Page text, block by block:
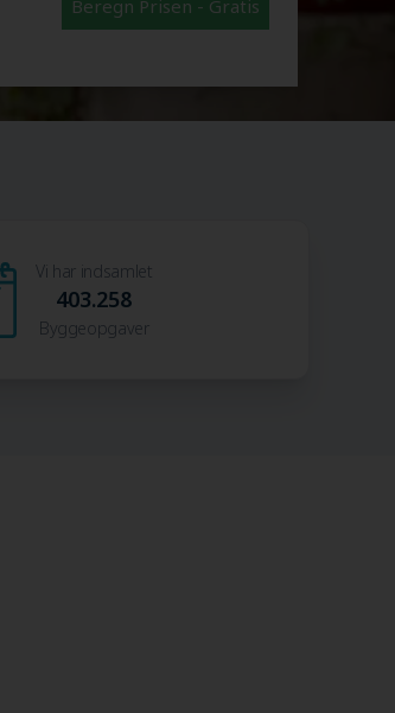
Beregn Prisen - Gratis
Vi har indsamlet
403.258
Byggeopgaver